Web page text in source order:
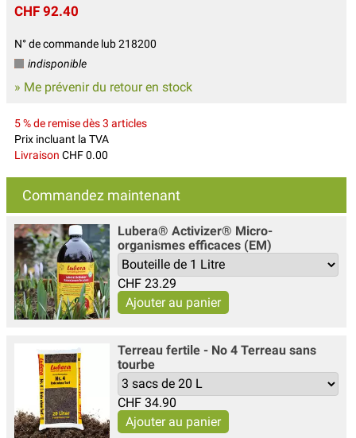
CHF 92.40
N° de commande lub 218200
indisponible
» Me prévenir du retour en stock
5 % de remise dès 3 articles
Prix incluant la TVA
Livraison CHF 0.00
Commandez maintenant
Lubera® Activizer® Micro-
organismes efficaces (EM)
CHF 23.29
Terreau fertile - No 4 Terreau sans
tourbe
CHF 34.90